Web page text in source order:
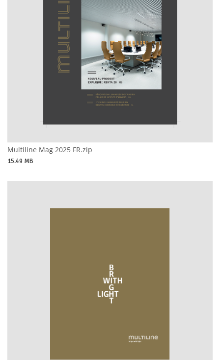
Multiline Mag 2025 FR.zip
15.49 MB